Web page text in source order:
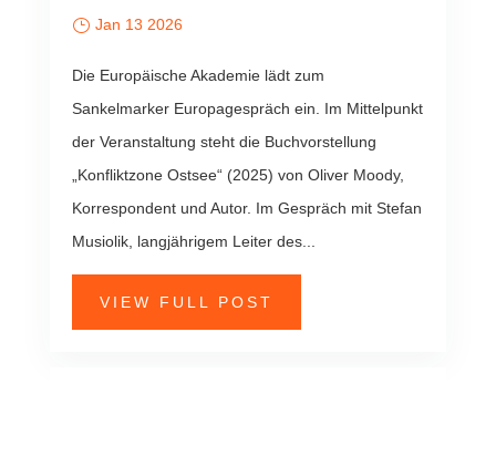
Jan 13 2026
Die Europäische Akademie lädt zum
Sankelmarker Europagespräch ein. Im Mittelpunkt
der Veranstaltung steht die Buchvorstellung
„Konfliktzone Ostsee“ (2025) von Oliver Moody,
Korrespondent und Autor. Im Gespräch mit Stefan
Musiolik, langjährigem Leiter des...
VIEW FULL POST